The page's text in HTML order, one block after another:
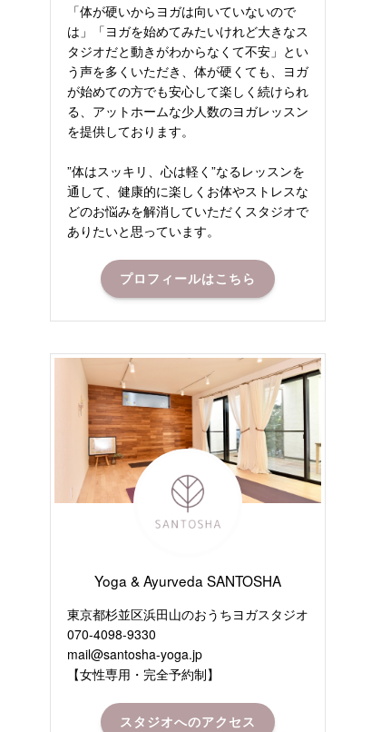
「体が硬いからヨガは向いていないので
は」「ヨガを始めてみたいけれど大きなス
タジオだと動きがわからなくて不安」とい
う声を多くいただき、体が硬くても、ヨガ
が始めての方でも安心して楽しく続けられ
る、アットホームな少人数のヨガレッスン
を提供しております。
”体はスッキリ、心は軽く”なるレッスンを
通して、健康的に楽しくお体やストレスな
どのお悩みを解消していただくスタジオで
ありたいと思っています。
プロフィールはこちら
Yoga & Ayurveda SANTOSHA
東京都杉並区浜田山のおうちヨガスタジオ
070-4098-9330
mail@santosha-yoga.jp
【女性専用・完全予約制】
スタジオへのアクセス